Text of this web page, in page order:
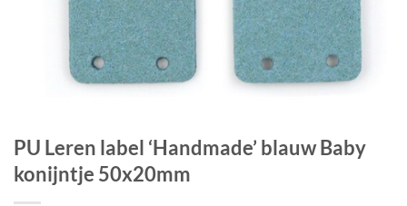
PU Leren label ‘Handmade’ blauw Baby
konijntje 50x20mm